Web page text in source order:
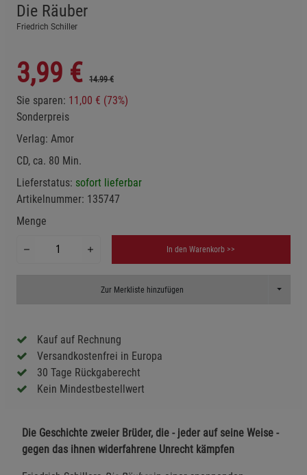
Die Räuber
Friedrich Schiller
3,99 € 14.99 €
Sie sparen: 11,00 € (73%)
Sonderpreis
Verlag: Amor
CD, ca. 80 Min.
Lieferstatus: sofort lieferbar
Artikelnummer: 135747
Menge
In den Warenkorb >>
Zur Merkliste hinzufügen Toggle
Kauf auf Rechnung
Versandkostenfrei in Europa
30 Tage Rückgaberecht
Kein Mindestbestellwert
Die Geschichte zweier Brüder, die - jeder auf seine Weise -
gegen das ihnen widerfahrene Unrecht kämpfen